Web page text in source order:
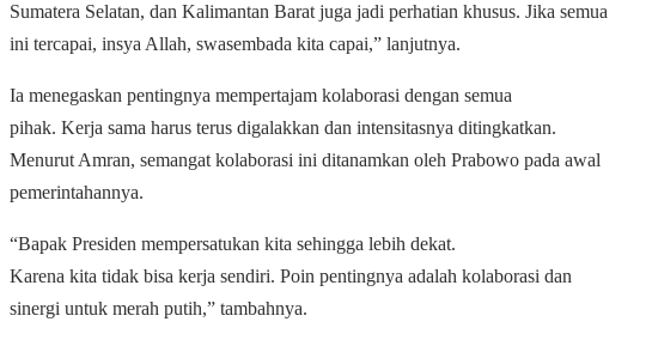
Sumatera Selatan, dan Kalimantan Barat juga jadi perhatian khusus. Jika semua
ini tercapai, insya Allah, swasembada kita capai,” lanjutnya.
Ia menegaskan pentingnya mempertajam kolaborasi dengan semua
pihak. Kerja sama harus terus digalakkan dan intensitasnya ditingkatkan.
Menurut Amran, semangat kolaborasi ini ditanamkan oleh Prabowo pada awal
pemerintahannya.
“Bapak Presiden mempersatukan kita sehingga lebih dekat.
Karena kita tidak bisa kerja sendiri. Poin pentingnya adalah kolaborasi dan
sinergi untuk merah putih,” tambahnya.